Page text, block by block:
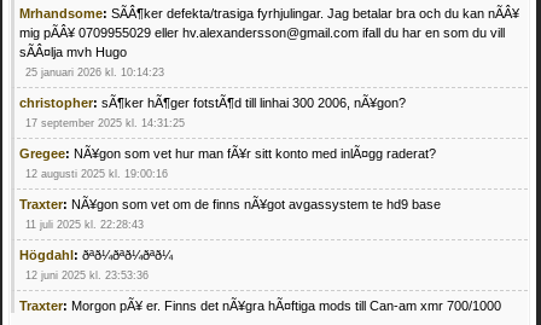
Mrhandsome: SÃÂ¶ker defekta/trasiga fyrhjulingar. Jag betalar bra och du kan nÃÂ¥
mig pÃÂ¥ 0709955029 eller hv.alexandersson@gmail.com ifall du har en som du vill
sÃÂ¤lja mvh Hugo
25 januari 2026 kl. 10:14:23
christopher: sÃ¶ker hÃ¶ger fotstÃ¶d till linhai 300 2006, nÃ¥gon?
17 september 2025 kl. 14:31:25
Gregee: NÃ¥gon som vet hur man fÃ¥r sitt konto med inlÃ¤gg raderat?
12 augusti 2025 kl. 19:00:16
Traxter: NÃ¥gon som vet om de finns nÃ¥got avgassystem te hd9 base
11 juli 2025 kl. 22:28:43
Högdahl: ðªð¼ðªð¼ðªð¼
12 juni 2025 kl. 23:53:36
Traxter: Morgon pÃ¥ er. Finns det nÃ¥gra hÃ¤ftiga mods till Can-am xmr 700/1000